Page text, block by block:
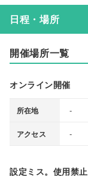
日程・場所
開催場所一覧
オンライン開催
所在地 -
アクセス -
設定ミス。使用禁止